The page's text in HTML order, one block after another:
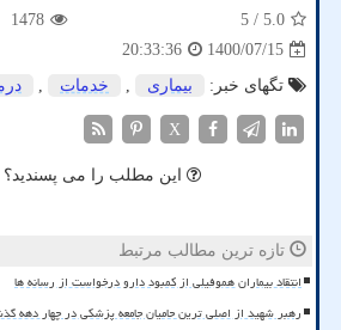
5.0
/ 5
1478
1400/07/15
20:33:36
تگهای خبر:
بیماری , خدمات ,
X
این مطلب را می پسندید؟
تازه ترین مطالب مرتبط
انتقاد بیماران هموفیلی از کمبود دارو درخواست از رسانه ها
رهبر شهید از اصلی ترین حامیان جامعه پزشکی در چهار دهه